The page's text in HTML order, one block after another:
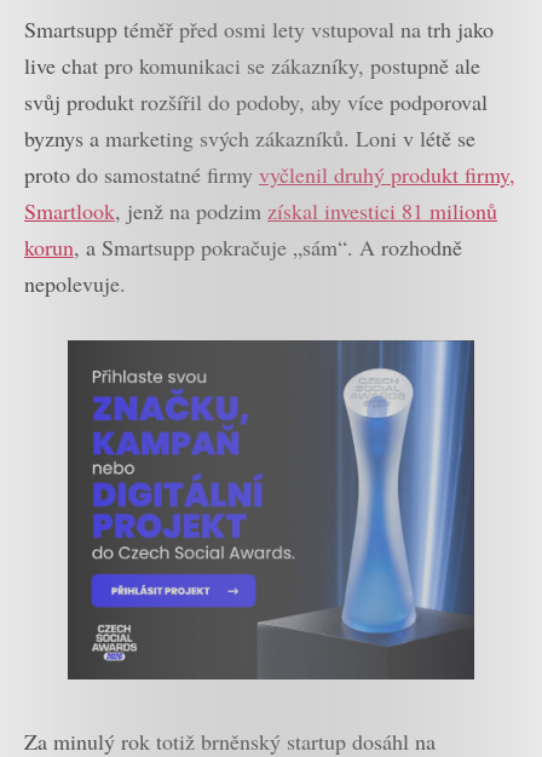
Smartsupp téměř před osmi lety vstupoval na trh jako
live chat pro komunikaci se zákazníky, postupně ale
svůj produkt rozšířil do podoby, aby více podporoval
byznys a marketing svých zákazníků. Loni v létě se
proto do samostatné firmy vyčlenil druhý produkt firmy,
Smartlook, jenž na podzim získal investici 81 milionů
korun, a Smartsupp pokračuje „sám“. A rozhodně
nepolevuje.
Za minulý rok totiž brněnský startup dosáhl na